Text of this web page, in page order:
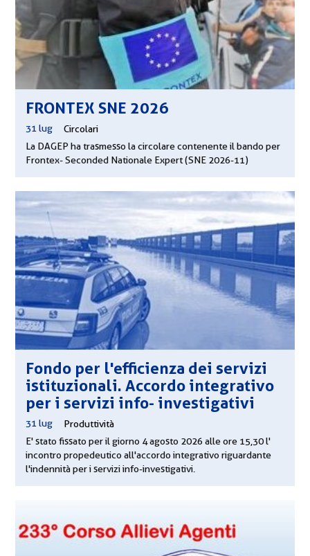
FRONTEX SNE 2026
31 lug
Circolari
La DAGEP ha trasmesso la circolare contenente il bando per
Frontex- Seconded Nationale Expert (SNE 2026-11)
Fondo per l'efficienza dei servizi
istituzionali. Accordo integrativo
per i servizi info- investigativi
31 lug
Produttività
E' stato fissato per il giorno 4 agosto 2026 alle ore 15,30 l'
incontro propedeutico all'accordo integrativo riguardante
l'indennità per i servizi info-investigativi.